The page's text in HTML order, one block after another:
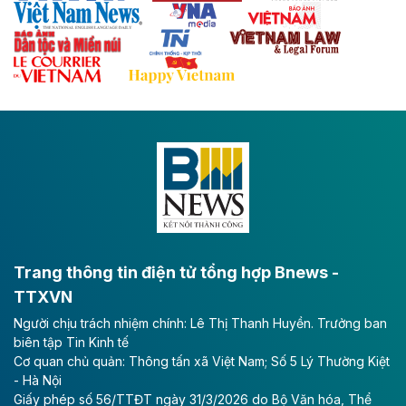
Theo baodautu.vn
Đề xuất đầu tư 11.500 tỷ đồng xây dựng cao
tốc CT.11 qua Ninh Bình
Đông A dài khoảng 25,1 km được kỳ vọng sẽ tạo động
lực phát triển kinh tế - xã hội khu vực phía Nam đồng
Long Thành
Tổng công ty Cảng hàng không Việt Nam - CTCP
(ACV) vừa lập kỷ lục mới về lợi nhuận trong quý
II/2026.
Theo baodautu.vn
Trang thông tin điện tử tổng hợp Bnews -
TTXVN
Người chịu trách nhiệm chính: Lê Thị Thanh Huyền. Trưởng ban
biên tập Tin Kinh tế
Cơ quan chủ quản: Thông tấn xã Việt Nam; Số 5 Lý Thường Kiệt
- Hà Nội
Giấy phép số 56/TTĐT ngày 31/3/2026 do Bộ Văn hóa, Thể